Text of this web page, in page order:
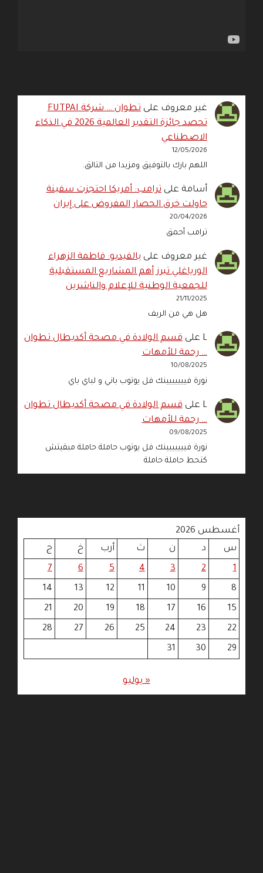
غير معروف على
تطوان … شركة FUTPAI
تحصد جائزة التقدير العالمية 2026 في الذكاء
الاصطناعي
12/05/2026
اللهم بارك بالتوفيق ومزيدا من التالق.
أسامة علىترامب: أمريكا احتجزت سفينة
حاولت خرق الحصار المفروض على إيران
20/04/2026
ترامب أحمق
غير معروف علىبالفيديو: فاطمة الزهراء
الورياغلي تبرز أهم المشاريع المستقبلية
للجمعية الوطنية للإعلام والناشرين
21/11/2025
هل هي من الريف
L علىقسم الولادة في مصحة أكديطال تطوان
… رحمة للأمهات
10/08/2025
نورة فييييييينك فل يوتوب باني و لباي باي
L علىقسم الولادة في مصحة أكديطال تطوان
… رحمة للأمهات
09/08/2025
نورة فييييييينك فل يوتوب حاملة حاملة مبقيتش
كتحط حاملة حاملة
أغسطس 2026
س
د ن ث أرب خ
ج
1
2
3
4
5
6
7
8
9
10
11
12
13
14
15
16
17
18
19
20
21
22
23
24
25
26
27
28
29
30
31
« يوليو